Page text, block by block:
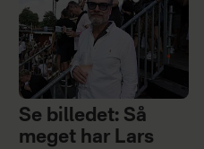
Se billedet: Så
meget har Lars